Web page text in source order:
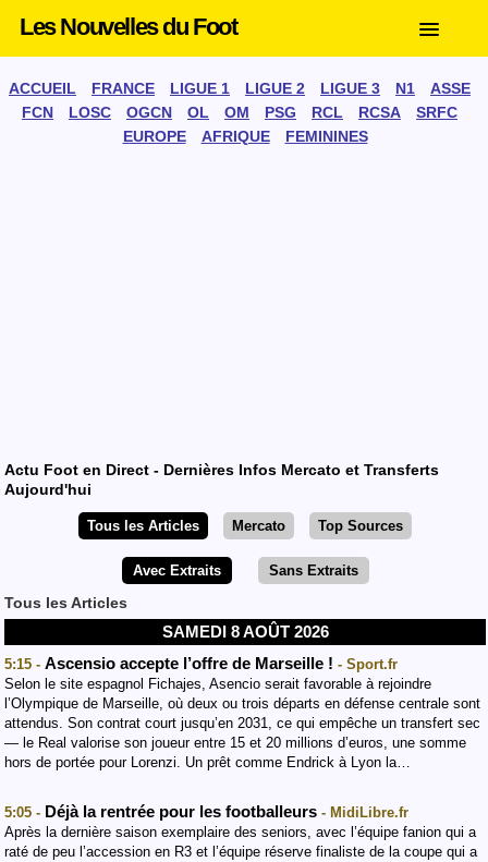
Les Nouvelles du Foot
ACCUEIL FRANCE LIGUE 1 LIGUE 2 LIGUE 3 N1
ASSE
FCN
LOSC OGCN OL OM PSG RCL RCSA
SRFC
EUROPE
AFRIQUE FEMININES
Actu Foot en Direct - Dernières Infos Mercato et Transferts
Aujourd'hui
Tous les Articles Mercato Top Sources
Avec Extraits Sans Extraits
Tous les Articles
SAMEDI 8 AOÛT 2026
5:15 - Ascensio accepte l’offre de Marseille ! - Sport.fr
Selon le site espagnol Fichajes, Asencio serait favorable à rejoindre
l’Olympique de Marseille, où deux ou trois départs en défense centrale sont
attendus. Son contrat court jusqu’en 2031, ce qui empêche un transfert sec
— le Real valorise son joueur entre 15 et 20 millions d’euros, une somme
hors de portée pour Lorenzi. Un prêt comme Endrick à Lyon la…
5:05 - Déjà la rentrée pour les footballeurs - MidiLibre.fr
Après la dernière saison exemplaire des seniors, avec l’équipe fanion qui a
raté de peu l’accession en R3 et l’équipe réserve finaliste de la coupe qui a